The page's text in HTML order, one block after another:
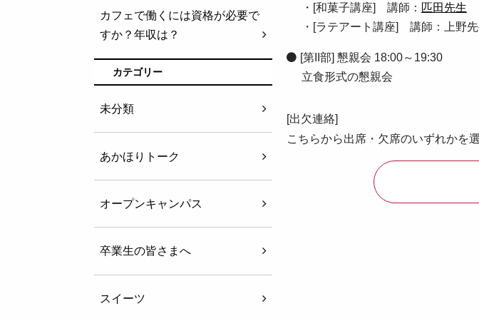
・[和菓子講座] 講師： 匹田先生
・[ラテアート講座] 講師：上野
[第II部] 懇親会 18:00～19:30
立食形式の懇親会
[出欠連絡]
こちらから出席・欠席のいずれかを
カフェで働くには資格が必要で
すか？年収は？
カテゴリー
未分類
あかほりトーク
オープンキャンパス
卒業生の皆さまへ
スイーツ